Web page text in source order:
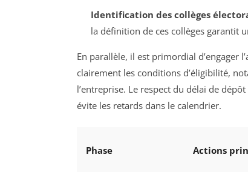
Identification des collèges
la définition de ces collèges garantit
En parallèle, il est primordial d’engager
clairement les conditions d’éligibilité,
l’entreprise. Le respect du délai de
évite les retards dans le calendrier.
Phase Actions